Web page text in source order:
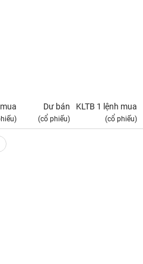
Dư bán
(cổ phiếu)
KLTB 1 lệnh mua
(cổ phiếu)